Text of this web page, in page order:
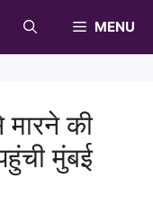
MENU
की
मुंबई